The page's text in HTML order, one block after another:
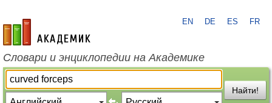
academic.ru
EN DE ES FR
Словари и энциклопедии на Академике
Найти!